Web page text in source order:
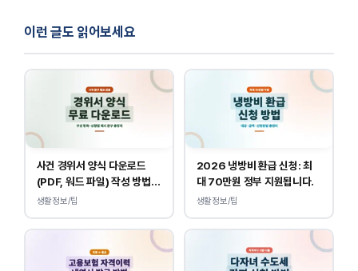
이런 글도 읽어보세요
사건 경위서 양식 다운로드
(PDF, 워드 파일) 작성 방법
및 예시
생활정보/팁
2026 냉방비 환급 신청: 최
대 70만원 정부 지원됩니다.
생활정보/팁